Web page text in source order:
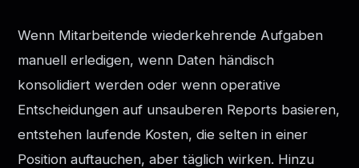
Wenn Mitarbeitende wiederkehrende Aufgaben
manuell erledigen, wenn Daten händisch
konsolidiert werden oder wenn operative
Entscheidungen auf unsauberen Reports basieren,
entstehen laufende Kosten, die selten in einer
Position auftauchen, aber täglich wirken. Hinzu